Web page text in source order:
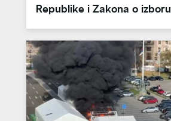
Republike i Zakona o izboru
narodnih poslanika